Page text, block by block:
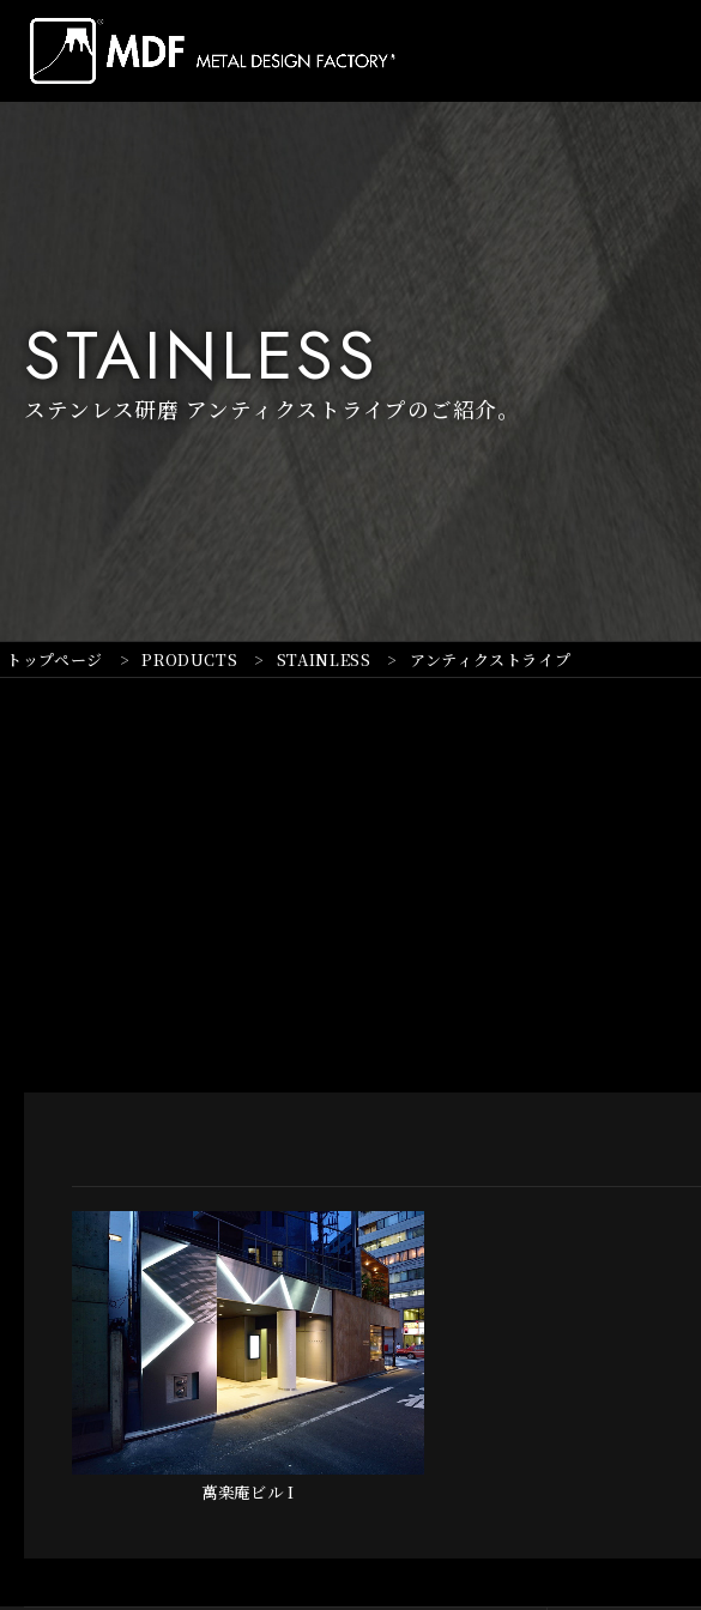
STAINLESS
ステンレス研磨 アンティクストライプのご紹介。
トップページ PRODUCTS STAINLESS アンティクストライプ
萬楽庵ビル I